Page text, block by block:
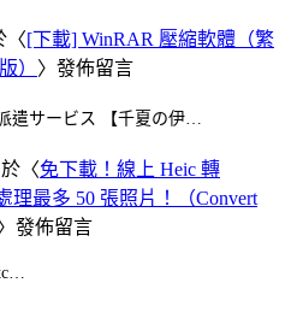
〈[下載] WinRAR 壓縮軟體（繁
） 〉發佈留言
遣サービス 【千夏の伊…
於〈免下載！線上 Heic 轉
理最多 50 張照片！（Convert
發佈留言